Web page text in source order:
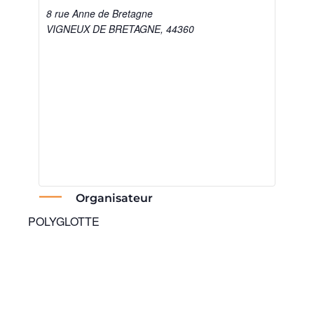
8 rue Anne de Bretagne
VIGNEUX DE BRETAGNE, 44360
Organisateur
POLYGLOTTE